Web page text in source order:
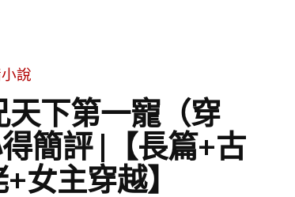
說
天下第一寵（穿
簡評 |【長篇+古
女主穿越】